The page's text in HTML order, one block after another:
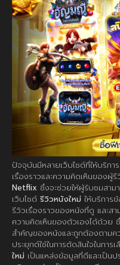
ปัจจุบันมีหลายเว็บไซต์ที่ให้บริการ
เรื่องราวและความคิดเห็นของผู้
Netflix ซึ่งจะช่วยให้ผู้รับชมสาม
เว็บไซต์ รีวิวหนังใหม่ ให้บริการ
รีวิวเรื่องราวของหนังที่ดู และสา
ความคิดเห็นของตัวเองได้ด้วย
สำคัญของหนังและถูกต้องตามค
ประยุกต์ใช้ในการตัดสินใจในกา
ใหม่ เป็นแหล่งข้อมูลที่ดีและเป็น